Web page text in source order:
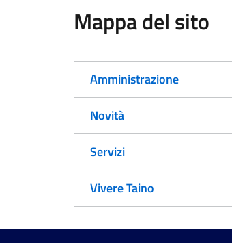
Mappa del sito
Amministrazione
Novità
Servizi
Vivere Taino